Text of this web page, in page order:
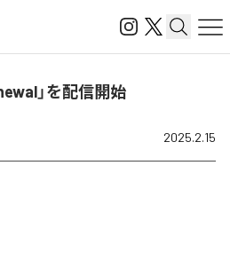
」を配信開始
2025.2.15